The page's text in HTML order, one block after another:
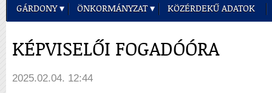
GÁRDONY ÖNKORMÁNYZAT KÖZÉRDEKŰ ADATOK
KÉPVISELŐI FOGADÓÓRA
2025.02.04. 12:44